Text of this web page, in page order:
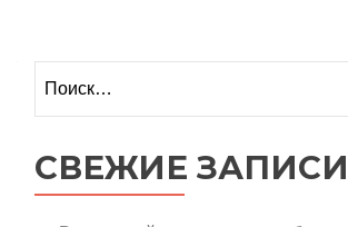
СВЕЖИЕ ЗАПИСИ